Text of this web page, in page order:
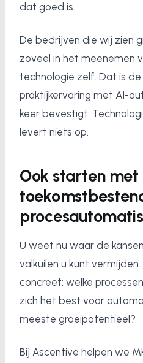
dat goed is.
De bedrijven die wij zien
zoveel in het meenemen
technologie zelf. Dat is
praktijkervaring met AI-
keer bevestigt.
levert niets op.
Ook starten met
U weet nu waar de
valkuilen u kunt
concreet: welke
zich het best voor
meeste groeipotentieel?
Bij Ascentive helpen we